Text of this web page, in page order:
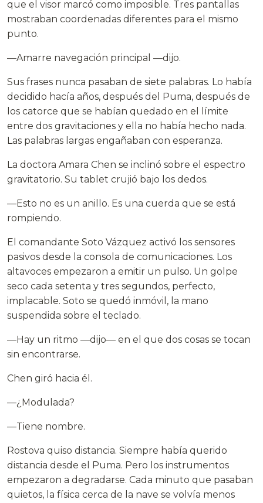
que el visor marcó como imposible. Tres pantallas
mostraban coordenadas diferentes para el mismo
punto.
—Amarre navegación principal —dijo.
Sus frases nunca pasaban de siete palabras. Lo había
decidido hacía años, después del Puma, después de
los catorce que se habían quedado en el límite
entre dos gravitaciones y ella no había hecho nada.
Las palabras largas engañaban con esperanza.
La doctora Amara Chen se inclinó sobre el espectro
gravitatorio. Su tablet crujió bajo los dedos.
—Esto no es un anillo. Es una cuerda que se está
rompiendo.
El comandante Soto Vázquez activó los sensores
pasivos desde la consola de comunicaciones. Los
altavoces empezaron a emitir un pulso. Un golpe
seco cada setenta y tres segundos, perfecto,
implacable. Soto se quedó inmóvil, la mano
suspendida sobre el teclado.
—Hay un ritmo —dijo— en el que dos cosas se tocan
sin encontrarse.
Chen giró hacia él.
—¿Modulada?
—Tiene nombre.
Rostova quiso distancia. Siempre había querido
distancia desde el Puma. Pero los instrumentos
empezaron a degradarse. Cada minuto que pasaban
quietos, la física cerca de la nave se volvía menos